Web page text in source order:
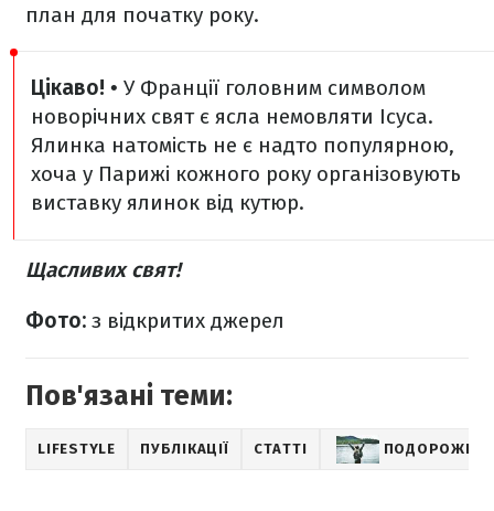
план для початку року.
Цікаво! • У Франції головним символом
новорічних свят є ясла немовляти Ісуса.
Ялинка натомість не є надто популярною,
хоча у Парижі кожного року організовують
виставку ялинок від кутюр.
Щасливих свят!
Фото: з відкритих джерел
Пов'язані теми:
LIFESTYLE ПУБЛІКАЦІЇ СТАТТІ ПОДОРОЖІ